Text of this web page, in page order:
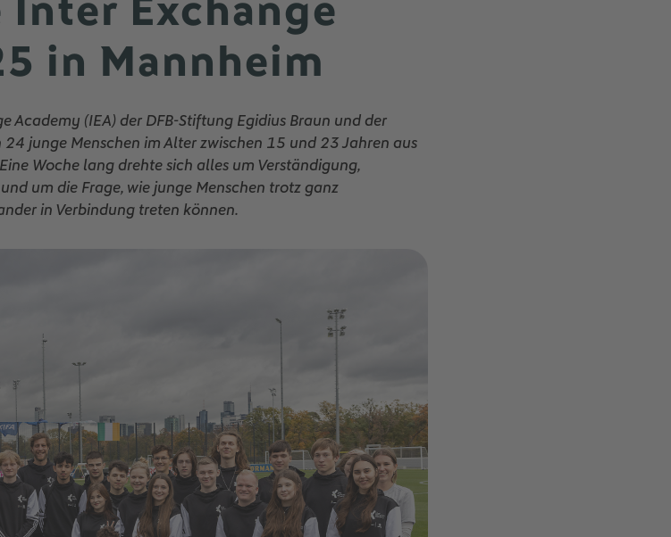
Inter Exchange
in Mannheim
Academy (IEA) der DFB-Stiftung Egidius Braun und der
junge Menschen im Alter zwischen 15 und 23 Jahren aus
Woche lang drehte sich alles um Verständigung,
um die Frage, wie junge Menschen trotz ganz
in Verbindung treten können.